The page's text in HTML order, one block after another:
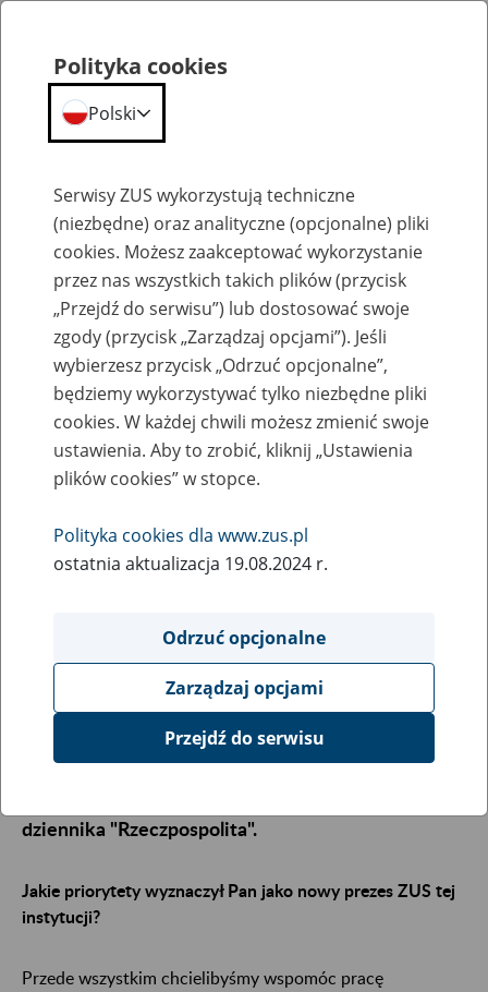
Aktualności
Prezes ZUS dla "Rzeczpospolitej"
24
sztuczną inteligencją. Chcemy też odświeżyć
Platformę Usług Elektronicznych (PUE) ZUS.
Planujemy rozbudowę kreatorów wniosków i
funkcji samodzielnego pobierania zaświadczeń –
mówi Zbigniew Derdziuk, prezes Zakładu
dziennika "Rzeczpospolita".
Jakie priorytety wyznaczył Pan jako nowy prezes ZUS tej
instytucji?
Przede wszystkim chcielibyśmy wspomóc pracę
Polityka cookies
Polski
Serwisy ZUS wykorzystują techniczne
(niezbędne) oraz analityczne (opcjonalne) pliki
cookies. Możesz zaakceptować wykorzystanie
przez nas wszystkich takich plików (przycisk
„Przejdź do serwisu”) lub dostosować swoje
zgody (przycisk „Zarządzaj opcjami”). Jeśli
wybierzesz przycisk „Odrzuć opcjonalne”,
będziemy wykorzystywać tylko niezbędne pliki
cookies. W każdej chwili możesz zmienić swoje
ustawienia. Aby to zrobić, kliknij „Ustawienia
plików cookies” w stopce.
Polityka cookies dla www.zus.pl
ostatnia aktualizacja 19.08.2024 r.
Odrzuć opcjonalne
Zarządzaj opcjami
Przejdź do serwisu